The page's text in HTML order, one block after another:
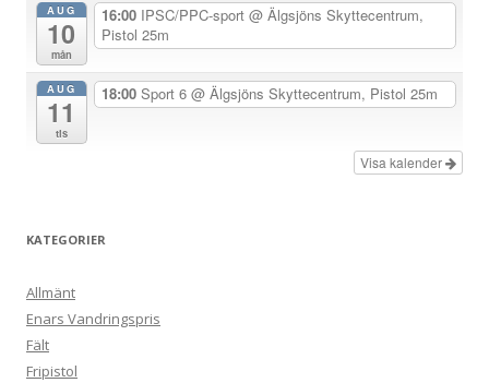
n
AUG
10
mån
16:00 IPSC/PPC-sport @ Älgsjöns Skyttecentrum,
Pistol 25m
AUG
11
tis
18:00 Sport 6 @ Älgsjöns Skyttecentrum, Pistol 25m
Visa kalender
KATEGORIER
Allmänt
Enars Vandringspris
Fält
Fripistol